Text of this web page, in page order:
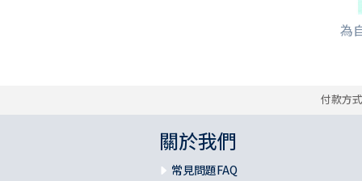
為
付款方
關於我們
常見問題FAQ